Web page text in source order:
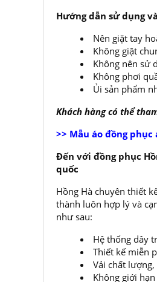
Hướng dẫn sử dụng
Nên giặt tay
Không giặt
Không nên sử
Không phơi
Ủi sản phẩm
Khách hàng có thể
>> Mẫu áo đồng
Đến với đồng phục
quốc
Hồng Hà chuyên thiết
thành luôn hợp lý và
như sau:
Hệ thống dây
Thiết kế miễn
Vải chất
Không giới